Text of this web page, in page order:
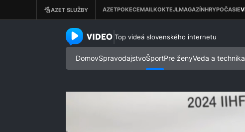
azet.video.sk
Top videá slovenského internetu
DomovSpravodajstvoŠportPre ženyVeda a technika